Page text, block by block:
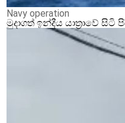
Navy operation
මුදාගත් ඉන්දීය යාත්‍රාවේ